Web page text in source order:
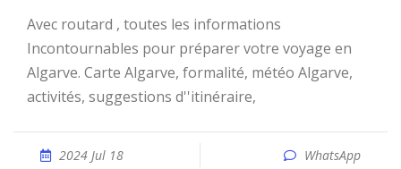
Avec routard , toutes les informations
Incontournables pour préparer votre voyage en
Algarve. Carte Algarve, formalité, météo Algarve,
activités, suggestions d''itinéraire,
2024 Jul 18 WhatsApp